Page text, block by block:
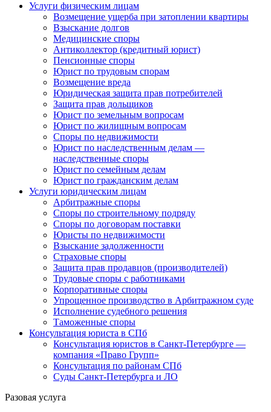
Услуги физическим лицам
Возмещение ущерба при затоплении квартиры
Взыскание долгов
Медицинские споры
Антиколлектор (кредитный юрист)
Пенсионные споры
Юрист по трудовым спорам
Возмещение вреда
Юридическая защита прав потребителей
Защита прав дольщиков
Юрист по земельным вопросам
Юрист по жилищным вопросам
Споры по недвижимости
Юрист по наследственным делам —
наследственные споры
Юрист по семейным делам
Юрист по гражданским делам
Услуги юридическим лицам
Арбитражные споры
Споры по строительному подряду
Споры по договорам поставки
Юристы по недвижимости
Взыскание задолженности
Страховые споры
Защита прав продавцов (производителей)
Трудовые споры с работниками
Корпоративные споры
Упрощенное производство в Арбитражном суде
Исполнение судебного решения
Таможенные споры
Консультация юриста в СПб
Консультация юристов в Санкт-Петербурге —
компания «Право Групп»
Консультация по районам СПб
Суды Санкт-Петербурга и ЛО
Разовая услуга